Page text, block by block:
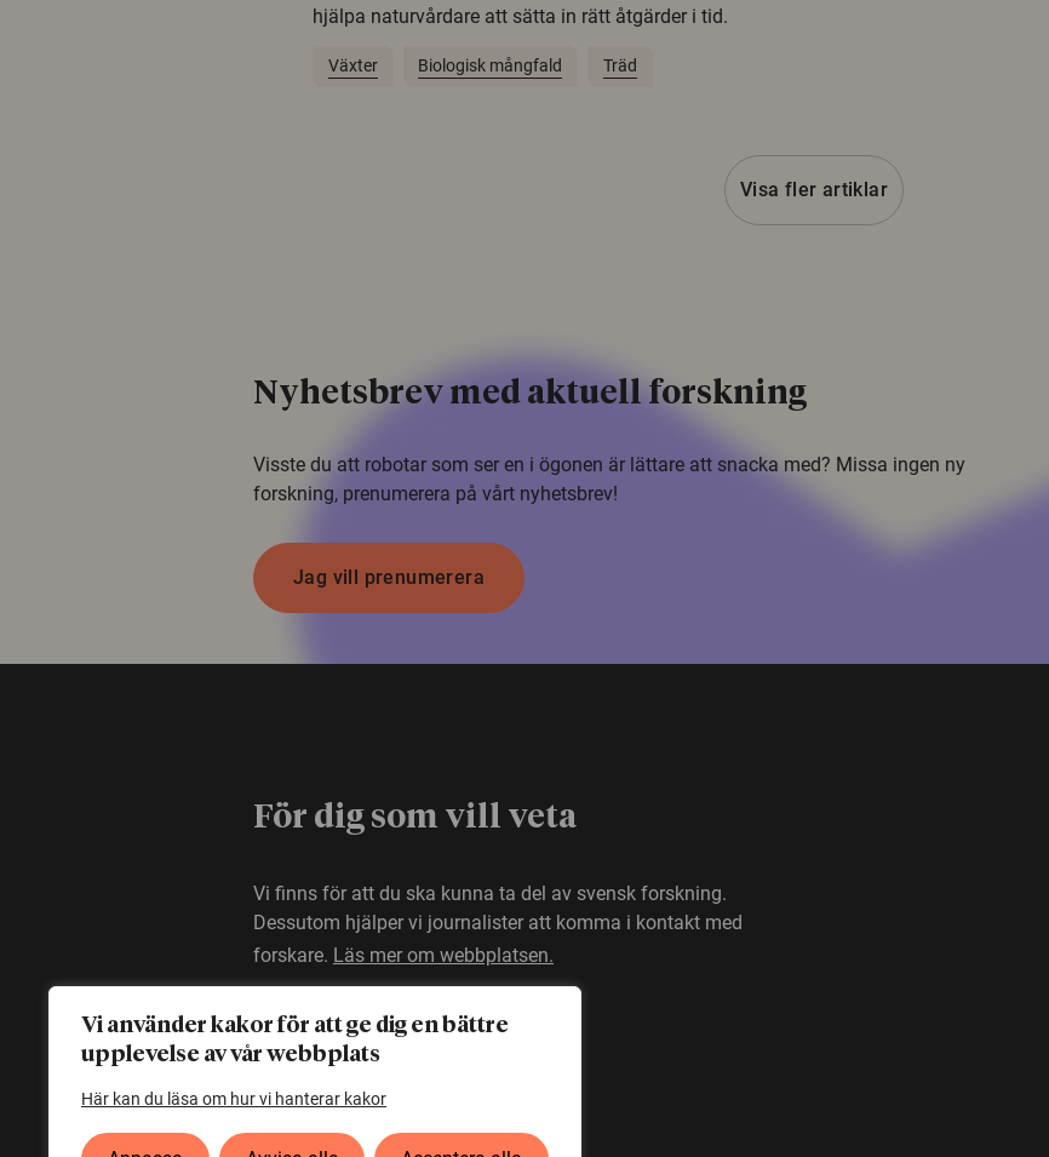
Vi använder kakor för att ge dig en bättre
upplevelse av vår webbplats
Här kan du läsa om hur vi hanterar kakor
hjälpa naturvårdare att sätta in rätt åtgärder i tid.
Växter Biologisk mångfald Träd
Visa fler artiklar
Nyhetsbrev med aktuell forskning
Visste du att robotar som ser en i ögonen är lättare att snacka med? Missa ingen ny
forskning, prenumerera på vårt nyhetsbrev!
Jag vill prenumerera
För dig som vill veta
Vi finns för att du ska kunna ta del av svensk forskning.
Dessutom hjälper vi journalister att komma i kontakt med
forskare. Läs mer om webbplatsen.